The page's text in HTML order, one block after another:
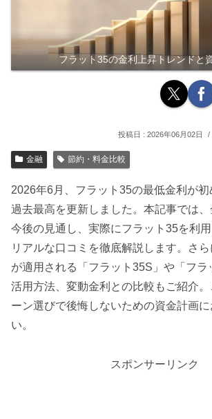
フラット35の金利上昇トレンドと
2026年06月02日
金融 節約・料金比較
2026年6月、フラット35の最低金利が初
過去最高を更新しました。本記事では
今後の見通し、実際にフラット35を利
リアルな口コミを徹底解説します。さ
が適用される「フラット35S」や「フラ
活用方法、変動金利との比較もご紹介
ーン選びで後悔しないための資金計画
い。
スポンサーリンク